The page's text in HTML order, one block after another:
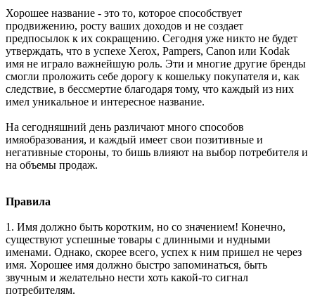
Хорошее название - это то, которое способствует
продвижению, росту ваших доходов и не создает
предпосылок к их сокращению. Сегодня уже никто не будет
утверждать, что в успехе Xerox, Pampers, Canon или Kodak
имя не играло важнейшую роль. Эти и многие другие бренды
смогли проложить себе дорогу к кошельку покупателя и, как
следствие, в бессмертие благодаря тому, что каждый из них
имел уникальное и интересное название.
На сегодняшний день различают много способов
имяобразования, и каждый имеет свои позитивные и
негативные стороны, то бишь влияют на выбор потребителя и
на объемы продаж.
Правила
1. Имя должно быть коротким, но со значением! Конечно,
существуют успешные товары с длинными и нудными
именами. Однако, скорее всего, успех к ним пришел не через
имя. Хорошее имя должно быстро запоминаться, быть
звучным и желательно нести хоть какой-то сигнал
потребителям.